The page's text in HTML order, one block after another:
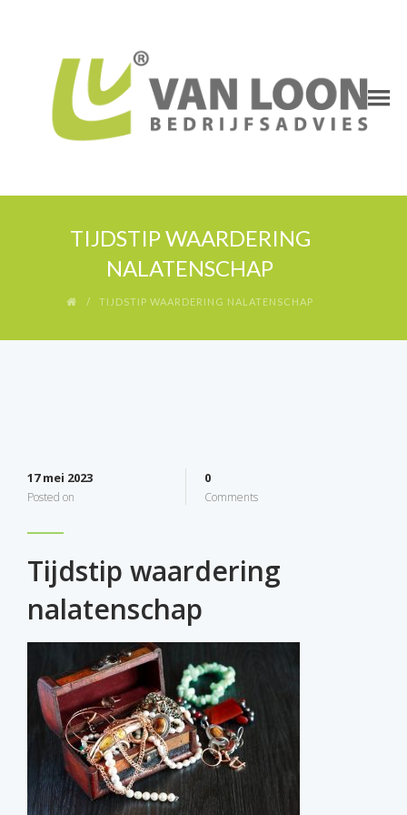
TIJDSTIP WAARDERING
NALATENSCHAP
TIJDSTIP WAARDERING NALATENSCHAP
17 mei 2023
Posted on
0
Comments
Tijdstip waardering
nalatenschap